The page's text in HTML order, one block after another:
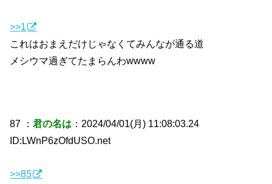
>>1
これはおまえだけじゃなくてみんなが通る道
メシウマ過ぎてたまらんわwwww
87 ：君の名は ：2024/04/01(月) 11:08:03.24
ID:LWnP6zOfdUSO.net
>>85